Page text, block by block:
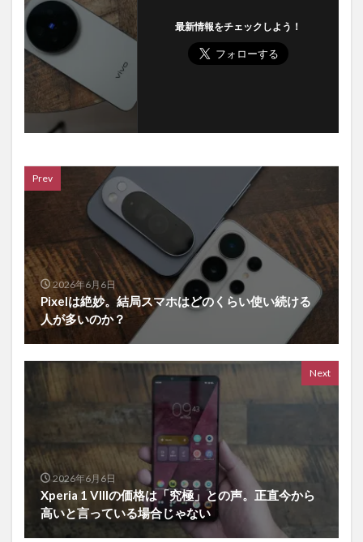
最新情報をチェックしよう！
Prev
2026年6月6日
Pixelは絶妙。結局スマホはどのくらい使い続ける
人が多いのか？
Next
2026年6月6日
Xperia 1 VIIIの価格は「究極」との声。正直今から
高いと言っている場合じゃない